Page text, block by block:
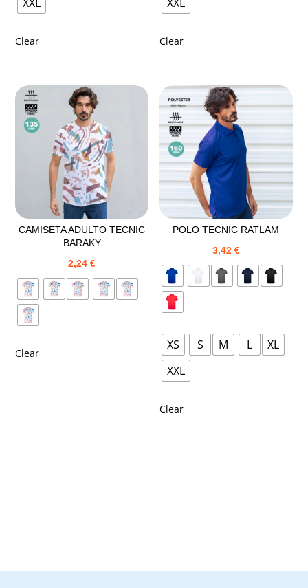
Clear Clear
CAMISETA ADULTO TECNIC
BARAKY
2,24€
Clear
POLO TECNIC RATLAM
3,42 €
XS S M L
XL
XXL
Clear